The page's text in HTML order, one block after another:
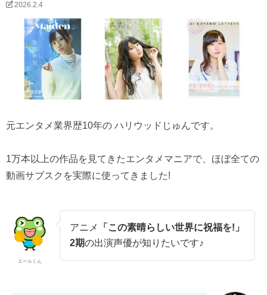
2026.2.4
元エンタメ業界歴10年の ハリウッドじゅんです。
1万本以上の作品を見てきたエンタメマニアで、ほぼ全ての
動画サブスクを実際に使ってきました!
エールくん
アニメ
「この素晴らしい世界に祝福を!」
2期の出演声優が知りたいです♪